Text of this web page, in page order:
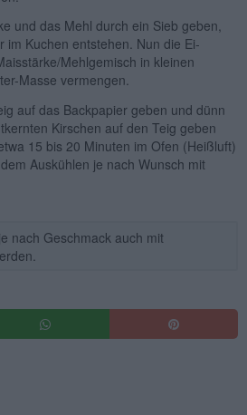
und das Mehl durch ein Sieb geben,
im Kuchen entstehen. Nun die Ei-
Mehlgemisch in kleinen
Masse vermengen.
auf das Backpapier geben und dünn
Kirschen auf den Teig geben
15 bis 20 Minuten im Ofen (Heißluft)
Auskühlen je nach Wunsch mit
nach Geschmack auch mit